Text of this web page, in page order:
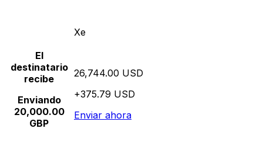
Xe
El
destinatario
recibe
Enviando
20,000.00
GBP
26,744.00 USD
+375.79 USD
Enviar ahora